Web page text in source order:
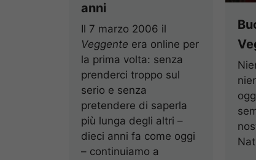
anni
Il 7 marzo 2006 il
Veggente era online per
la prima volta: senza
prenderci troppo sul
serio e senza
pretendere di saperla
più lunga degli altri –
dieci anni fa come oggi
– continuiamo a